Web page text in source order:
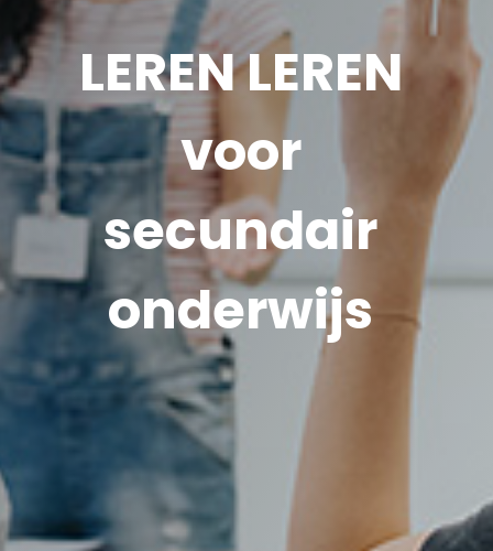
LEREN LEREN
voor
secundair
onderwijs